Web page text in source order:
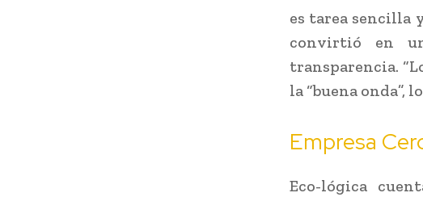
es tarea sencilla
convirtió en
transparencia.
la “buena onda”,
Empresa
Eco-lógica